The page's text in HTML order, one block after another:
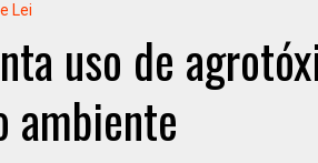
Lei
uso de
ambiente